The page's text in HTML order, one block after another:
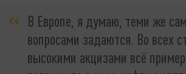
В Европе, я думаю, теми же
вопросами задаются. Во всех
высокими акцизами всё